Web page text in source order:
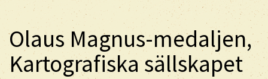
Olaus Magnus-medaljen,
Kartografiska sällskapet